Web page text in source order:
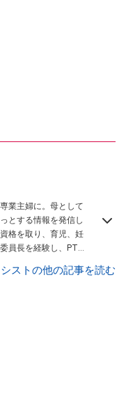
業主婦に。母として
とする情報を発信し
格を取り、育児、妊
員長を経験し、PTA
ストの他の記事を読む